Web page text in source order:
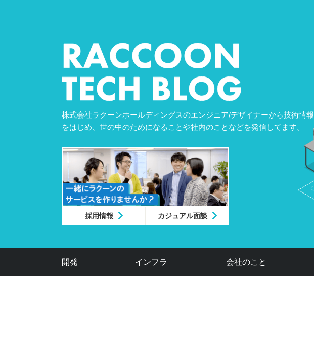
株式会社ラクーンホールディングスのエンジニア/デザイナーから技術情報
をはじめ、世の中のためになることや社内のことなどを発信してます。
採用情報 カジュアル面談
開発 インフラ 会社のこと